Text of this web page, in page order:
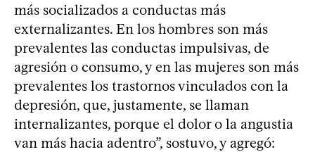
más socializados a conductas más
externalizantes. En los hombres son más
prevalentes las conductas impulsivas, de
agresión o consumo, y en las mujeres son más
prevalentes los trastornos vinculados con la
depresión, que, justamente, se llaman
internalizantes, porque el dolor o la angustia
van más hacia adentro”, sostuvo, y agregó: